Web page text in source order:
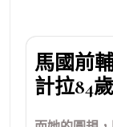
馬國前
計拉84